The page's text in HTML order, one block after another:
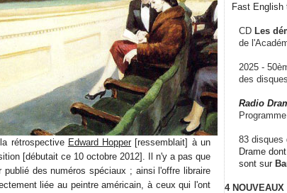
rétrospective Edward Hopper [ressemblait] à un
[débutait ce 10 octobre 2012]. Il n'y a pas que
des numéros spéciaux ; ainsi l'offre libraire
liée au peintre américain, à ceux qui l'ont
Fast English
CD Les
de
2025 -
des
Radio
83 disques
Drame
sont sur
4 NOUVEAUX